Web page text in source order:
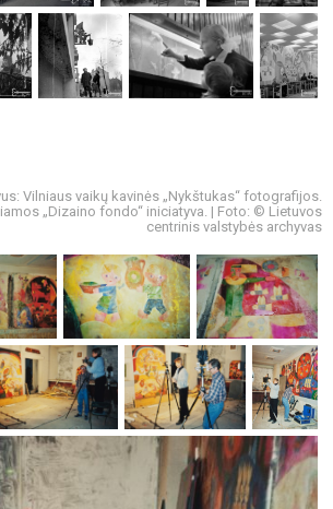
Vilniaus vaikų kavinės „Nykštukas“ fotografijos.
„Dizaino fondo“ iniciatyva. | Foto: © Lietuvos
centrinis valstybės archyvas